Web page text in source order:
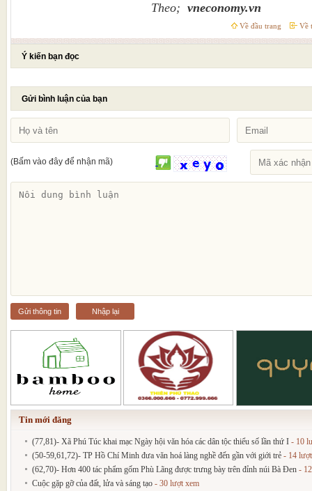
Theo; vneconomy.vn
Về đầu trang Về
Ý kiến bạn đọc
Gửi bình luận của bạn
(Bấm vào đây để nhận mã)
Gửi thông tin Nhập lại
Tin mới đăng
(77,81)- Xã Phú Túc khai mạc Ngày hội văn hóa các dân tộc thiểu số lần thứ I - 10
(50-59,61,72)- TP Hồ Chí Minh đưa văn hoá làng nghề đến gần với giới trẻ - 14
(62,70)- Hơn 400 tác phẩm gốm Phù Lãng được trưng bày trên đỉnh núi Bà Đen -
Cuộc gặp gỡ của đất, lửa và sáng tạo - 30 lượt xem